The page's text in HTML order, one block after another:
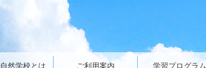
然学校とは ご利用案内 学習プログラム